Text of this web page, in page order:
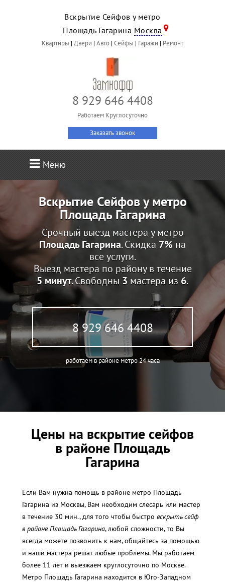
Вскрытие Сейфов у метро
Площадь Гагарина Москва
Квартиры | Двери | Авто | Сейфы | Гаражи | Ремонт
8 929 646 4408
Работаем Круглосуточно
Заказать звонок
Меню
Вскрытие Сейфов у метро
Площадь Гагарина
Срочный выезд мастера у метро
Площадь Гагарина. Скидка 7% на
все услуги.
Выезд мастера по району в течение
5 минут. Свободны 3 мастера из 6.
8 929 646 4408
работаем в районе метро 24 часа
Цены на вскрытие сейфов
в районе Площадь
Гагарина
Если Вам нужна помощь в районе метро Площадь
Гагарина из Москвы, Вам необходим слесарь или мастер
в течение 30 мин., для того чтобы быстро вскрыть сейф
в районе Площадь Гагарина, любой сложности, то Вы
всегда можете позвонить к нам, общайтесь за помощью
и наши мастера решат любые проблемы. Мы работаем
более 11 лет и выезжаем круглосуточно по Москве.
Метро Площадь Гагарина находится в Юго-Западном